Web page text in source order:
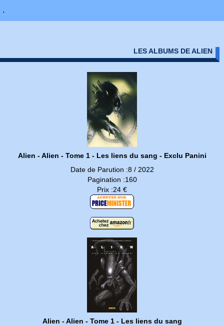
'
LES ALBUMS DE ALIEN
Alien - Alien - Tome 1 - Les liens du sang - Exclu Panini
Date de Parution :8 / 2022
Pagination :160
Prix :24 €
Alien - Alien - Tome 1 - Les liens du sang